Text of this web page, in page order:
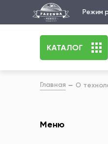
Режим
КАТАЛОГ
Главная О
Меню